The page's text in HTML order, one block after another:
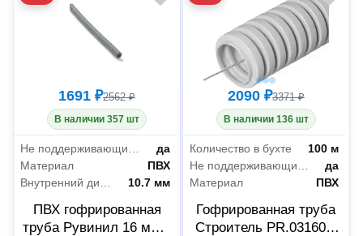
1691 ₽2562 ₽
В наличии 357 шт
да
Материал
ПВХ
10.7 мм
ПВХ гофрированная
труба Рувинил 16 мм с
2090 ₽3371 ₽
В наличии 136 шт
Количество в бухте
100 м
да
Материал
ПВХ
Гофрированная труба
Строитель PR.031600,